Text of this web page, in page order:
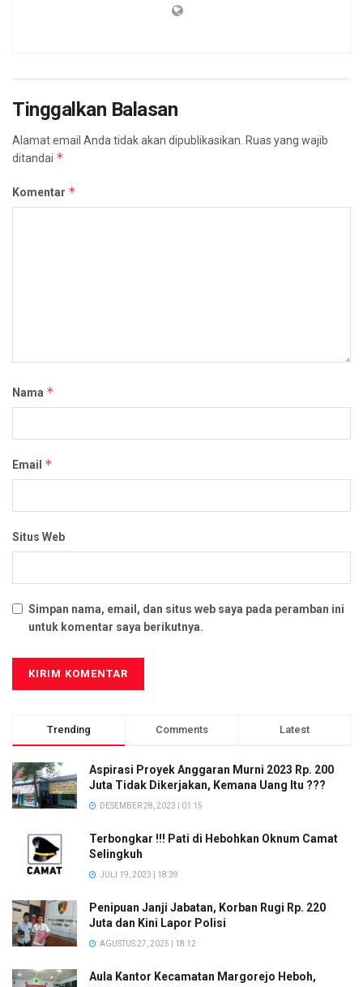
Tinggalkan Balasan
Alamat email Anda tidak akan dipublikasikan. Ruas yang wajib
ditandai *
Komentar *
Nama *
Email *
Situs Web
Simpan nama, email, dan situs web saya pada peramban ini
untuk komentar saya berikutnya.
Trending Comments Latest
Aspirasi Proyek Anggaran Murni 2023 Rp. 200
Juta Tidak Dikerjakan, Kemana Uang Itu ???
DESEMBER 28, 2023 | 01:15
Terbongkar !!! Pati di Hebohkan Oknum Camat
Selingkuh
JULI 19, 2023 | 18:39
Penipuan Janji Jabatan, Korban Rugi Rp. 220
Juta dan Kini Lapor Polisi
AGUSTUS 27, 2025 | 18:12
Aula Kantor Kecamatan Margorejo Heboh,